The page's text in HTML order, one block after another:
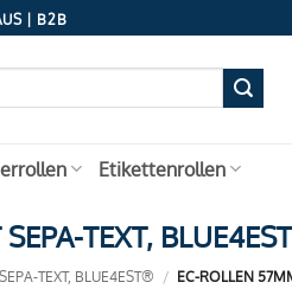
| B2B
Etikettenrollen
TEXT,
TEXT, BLUE4EST® / EC-ROLLEN